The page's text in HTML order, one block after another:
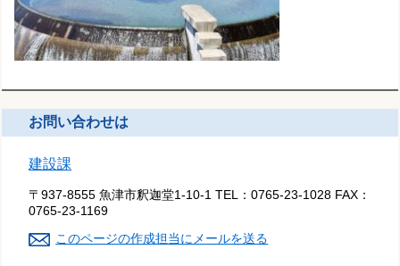
お問い合わせは
建設課
〒937-8555 魚津市釈迦堂1-10-1 TEL：0765-23-1028 FAX：
0765-23-1169
このページの作成担当にメールを送る